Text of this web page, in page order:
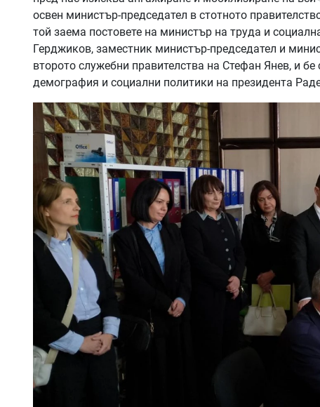
освен министър-председател в стотното
той заема постовете на министър на труда и
Герджиков, заместник министър-председател и
второто служебни правителства на Стефан Янев, и
демография и социални политики на президента